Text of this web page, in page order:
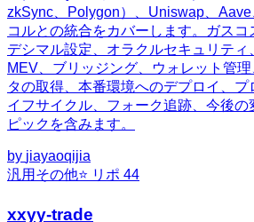
zkSync、Polygon）、Uniswap、Aave
コルとの統合をカバーします。ガス
デシマル設定、オラクルセキュリティ
MEV、ブリッジング、ウォレット管
タの取得、本番環境へのデプロイ、プ
イフサイクル、フォーク追跡、今後の
ピックを含みます。
by jiayaoqijia
汎用 その他⭐ リポ 44
xxyy-trade